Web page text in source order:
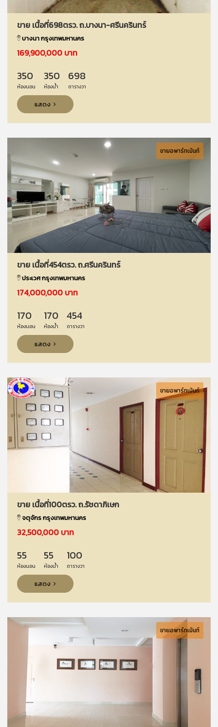
ขาย เนื้อที่698ตรว. ถ.บางนา-ศรีนครินทร์
บางนา กรุงเทพมหานคร
169,900,000 บาท
350
ห้องนอน
350
ห้องน้ำ
698
ตารางวา
แสดง
ขายอพาร์ทเม้นท์
ขาย เนื้อที่454ตรว. ถ.ศรีนครินทร์
ประเวศ กรุงเทพมหานคร
174,000,000 บาท
170
ห้องนอน
170
ห้องน้ำ
454
ตารางวา
แสดง
ขายอพาร์ทเม้นท์
ขาย เนื้อที่100ตรว. ถ.รัชดาภิเษก
จตุจักร กรุงเทพมหานคร
32,500,000 บาท
55
ห้องนอน
55
ห้องน้ำ
100
ตารางวา
แสดง
ขายอพาร์ทเม้นท์